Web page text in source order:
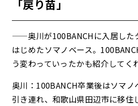
「戻り苗」
——奥川が100BANCHに入居した
はじめたソマノベース。
う変わっていったかも紹介してく
奥川：100BANCH卒業後はソマノ
引き連れ、和歌山県田辺市に移住